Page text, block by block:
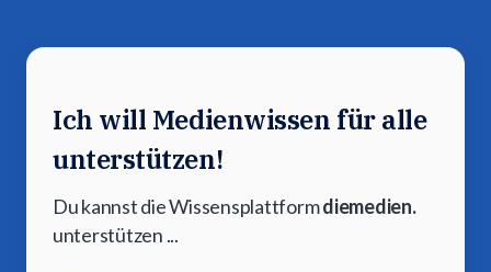
Ich will Medienwissen für alle
unterstützen!
Du kannst die Wissensplattformdiemedien.
unterstützen ...